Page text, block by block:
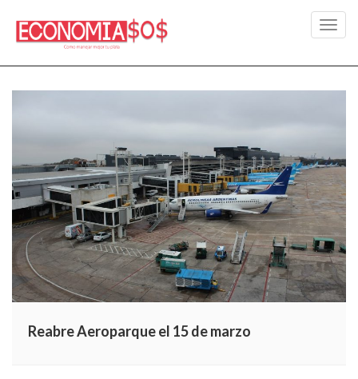
Reabre Aeroparque el 15 de marzo